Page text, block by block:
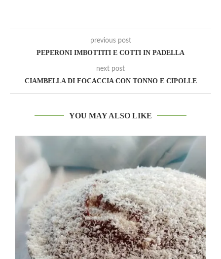
previous post
PEPERONI IMBOTTITI E COTTI IN PADELLA
next post
CIAMBELLA DI FOCACCIA CON TONNO E CIPOLLE
YOU MAY ALSO LIKE